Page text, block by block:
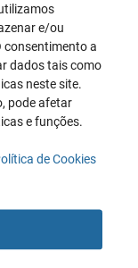
e/ou
consentimento a
dados tais como
neste site.
pode afetar
e funções.
de Cookies
V. Gascó
da Microsoft em
e como afeta os